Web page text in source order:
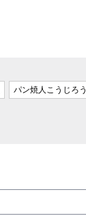
パン焼人こうじろう